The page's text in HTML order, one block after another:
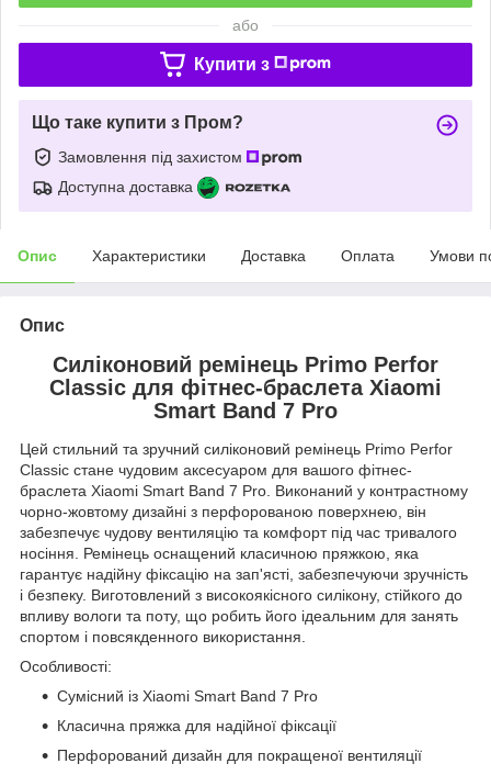
або
Купити з
Що таке купити з Пром?
Замовлення під захистом
Доступна доставка
Опис Характеристики Доставка Оплата Умови
Опис
Силіконовий ремінець Primo Perfor
Classic для фітнес-браслета Xiaomi
Smart Band 7 Pro
Цей стильний та зручний силіконовий ремінець Primo Perfor
Classic стане чудовим аксесуаром для вашого фітнес-
браслета Xiaomi Smart Band 7 Pro. Виконаний у контрастному
чорно-жовтому дизайні з перфорованою поверхнею, він
забезпечує чудову вентиляцію та комфорт під час тривалого
носіння. Ремінець оснащений класичною пряжкою, яка
гарантує надійну фіксацію на зап'ясті, забезпечуючи зручність
і безпеку. Виготовлений з високоякісного силікону, стійкого до
впливу вологи та поту, що робить його ідеальним для занять
спортом і повсякденного використання.
Особливості:
Сумісний із Xiaomi Smart Band 7 Pro
Класична пряжка для надійної фіксації
Перфорований дизайн для покращеної вентиляції